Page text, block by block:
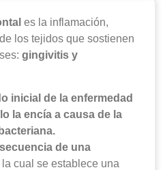
es la inflamación,
los tejidos que sostienen
gingivitis y
inicial de la enfermedad
la encía a causa de la
de una
la cual se establece una